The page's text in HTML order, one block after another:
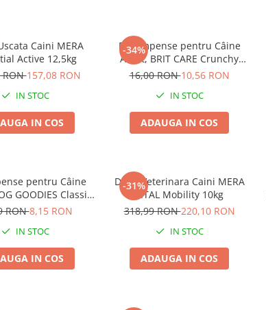
Caini MERA
Active 12,5kg
RON157,08 RON
IN STOC
IN COS
-34%
Recompense pentru Câine
Adult, BRIT CARE Crunchy
Cracker, Insecte, Curcan și
16,00 RON10,56 RON
IN STOC
ADAUGA IN COS
pentru Câine
GOODIES Classic,
Pui, 100g
RON8,15 RON
IN STOC
IN COS
-31%
Dieta Veterinara Caini MERA
VITAL Mobility 10kg
318,99 RON220,10 RON
IN STOC
ADAUGA IN COS